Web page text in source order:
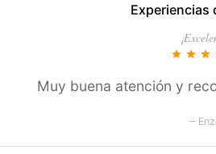
Experiencias
star star star
Muy buena atención y
–